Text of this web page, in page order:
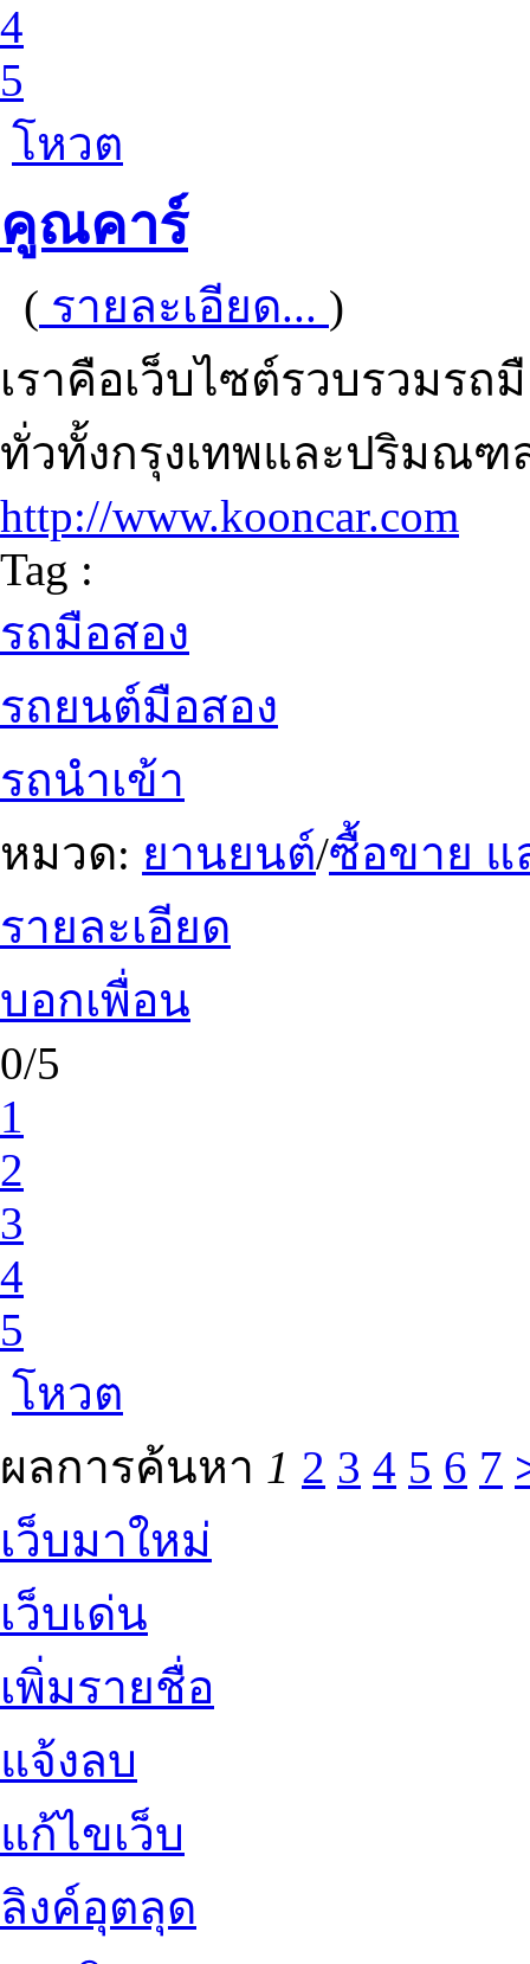
4
5
โหวต
คูณคาร์
( รายละเอียด... )
เราคือเว็บไซต์รวบรวมรถ
ทั่วทั้งกรุงเทพและปริมณ
http://www.kooncar.com
Tag :
รถมือสอง
รถยนต์มือสอง
รถนำเข้า
หมวด: ยานยนต์/ซื้อขาย แ
รายละเอียด
บอกเพื่อน
0/5
1
2
3
4
5
โหวต
ผลการค้นหา 1 2 3 4 5 6 7
เว็บมาใหม่
เว็บเด่น
เพิ่มรายชื่อ
แจ้งลบ
แก้ไขเว็บ
ลิงค์อุตลุด